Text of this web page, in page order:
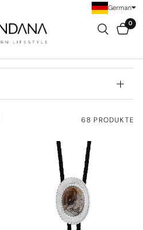
0
68 PRODUKTE
German